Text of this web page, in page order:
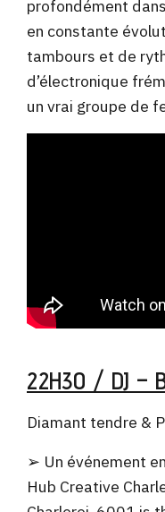
profondément
en constante
tambours et de
d’électronique
un vrai groupe de
22H30 / DJ –
Diamant tendre &
➢ Un événement
Hub Creative